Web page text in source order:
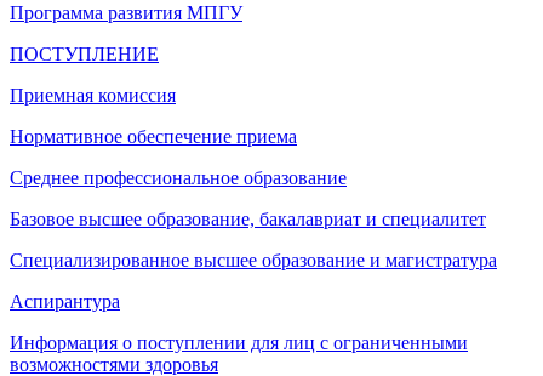
Программа развития МПГУ
ПОСТУПЛЕНИЕ
Приемная комиссия
Нормативное обеспечение приема
Среднее профессиональное образование
Базовое высшее образование, бакалавриат и специалитет
Специализированное высшее образование и магистратура
Аспирантура
Информация о поступлении для лиц с ограниченными
возможностями здоровья